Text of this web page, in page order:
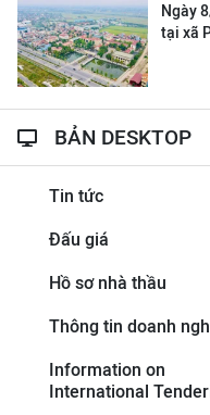
Ngày
tại xã
BẢN DESKTOP
Tin tức
Đấu giá
Hồ sơ nhà thầu
Thông tin doanh
Information on
International